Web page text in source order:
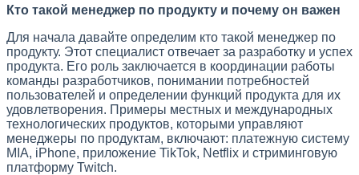
Кто такой менеджер по продукту и почему он важен
Для начала давайте определим кто такой менеджер по
продукту. Этот специалист отвечает за разработку и успех
продукта. Его роль заключается в координации работы
команды разработчиков, понимании потребностей
пользователей и определении функций продукта для их
удовлетворения. Примеры местных и международных
технологических продуктов, которыми управляют
менеджеры по продуктам, включают: платежную систему
MIA, iPhone, приложение TikTok, Netflix и стриминговую
платформу Twitch.